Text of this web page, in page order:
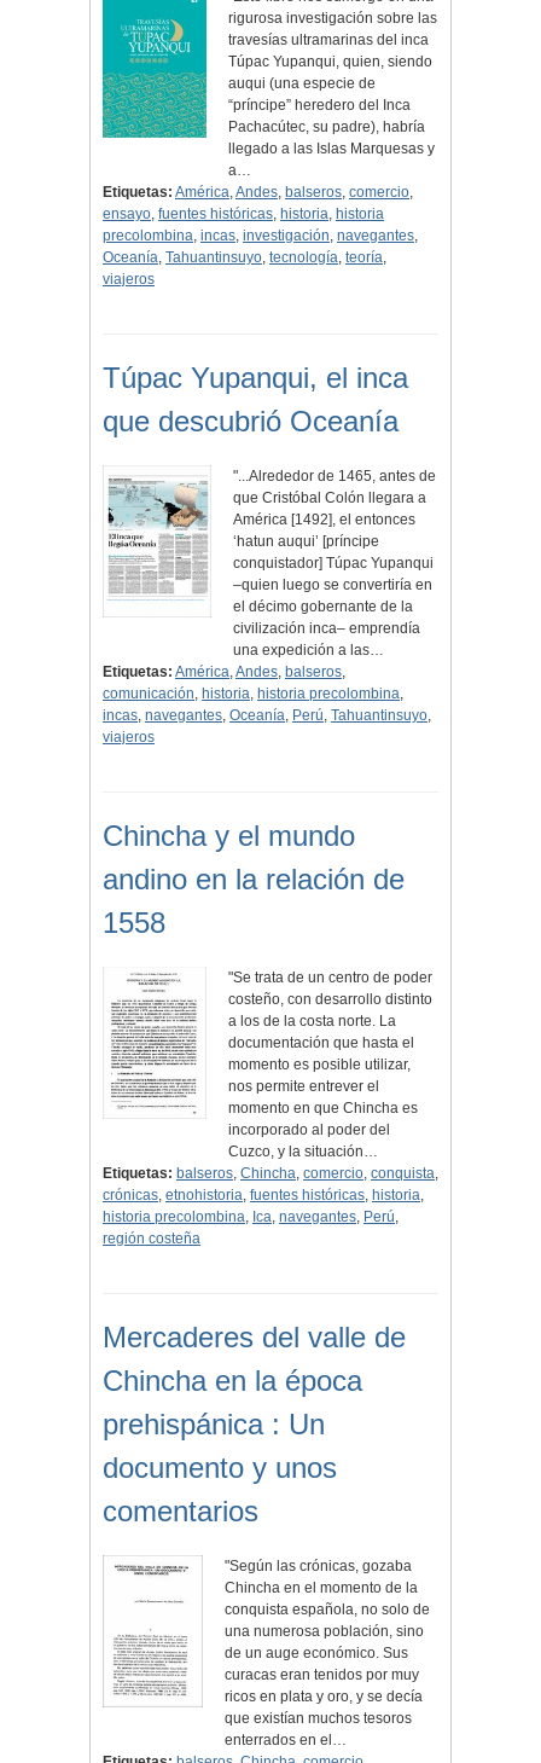
rigurosa investigación sobre las
travesías ultramarinas del inca
Túpac Yupanqui, quien, siendo
auqui (una especie de
“príncipe” heredero del Inca
Pachacútec, su padre), habría
llegado a las Islas Marquesas y
a…
Etiquetas: América,Andes, balseros, comercio,
ensayo, fuentes históricas, historia, historia
precolombina, incas, investigación, navegantes,
Oceanía, Tahuantinsuyo, tecnología, teoría,
viajeros
Túpac Yupanqui, el inca
que descubrió Oceanía
"...Alrededor de 1465, antes de
que Cristóbal Colón llegara a
América [1492], el entonces
‘hatun auqui’ [príncipe
conquistador] Túpac Yupanqui
–quien luego se convertiría en
el décimo gobernante de la
civilización inca– emprendía
una expedición a las…
Etiquetas: América,Andes, balseros,
comunicación, historia, historia precolombina,
incas, navegantes, Oceanía, Perú, Tahuantinsuyo,
viajeros
Chincha y el mundo
andino en la relación de
1558
"Se trata de un centro de poder
costeño, con desarrollo distinto
a los de la costa norte. La
documentación que hasta el
momento es posible utilizar,
nos permite entrever el
momento en que Chincha es
incorporado al poder del
Cuzco, y la situación…
Etiquetas: balseros, Chincha, comercio, conquista,
crónicas, etnohistoria, fuentes históricas, historia,
historia precolombina, Ica, navegantes, Perú,
región costeña
Mercaderes del valle de
Chincha en la época
prehispánica : Un
documento y unos
comentarios
"Según las crónicas, gozaba
Chincha en el momento de la
conquista española, no solo de
una numerosa población, sino
de un auge económico. Sus
curacas eran tenidos por muy
ricos en plata y oro, y se decía
que existían muchos tesoros
enterrados en el…